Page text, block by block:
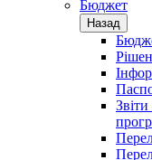
Бюджет
Назад